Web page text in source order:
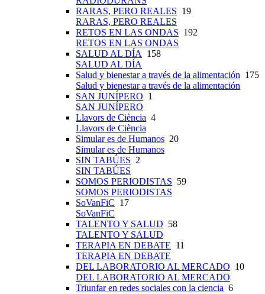
RARAS, PERO REALES 19
RARAS, PERO REALES
RETOS EN LAS ONDAS 192
RETOS EN LAS ONDAS
SALUD AL DÍA 158
SALUD AL DÍA
Salud y bienestar a través de la alimentación 175
Salud y bienestar a través de la alimentación
SAN JUNÍPERO 1
SAN JUNÍPERO
Llavors de Ciència 4
Llavors de Ciència
Simular es de Humanos 20
Simular es de Humanos
SIN TABÚES 2
SIN TABÚES
SOMOS PERIODISTAS 59
SOMOS PERIODISTAS
SoVanFiC 17
SoVanFiC
TALENTO Y SALUD 58
TALENTO Y SALUD
TERAPIA EN DEBATE 11
TERAPIA EN DEBATE
DEL LABORATORIO AL MERCADO 10
DEL LABORATORIO AL MERCADO
Triunfar en redes sociales con la ciencia 6